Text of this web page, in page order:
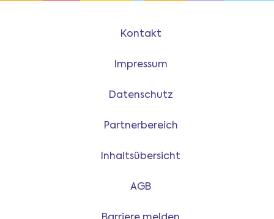
Kontakt
Impressum
Datenschutz
Partnerbereich
Inhaltsübersicht
AGB